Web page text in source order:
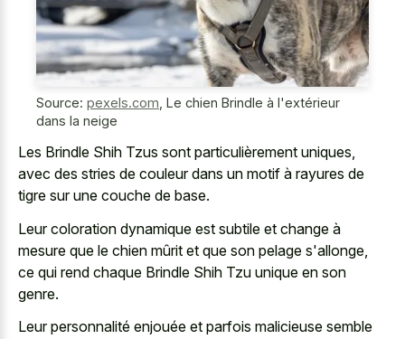
Source: pexels.com Le chien Brindle à l'extérieur
dans la neige
Les Brindle Shih Tzus sont particulièrement uniques,
avec des stries de couleur dans un motif à rayures de
tigre sur une couche de base.
Leur coloration dynamique est subtile et change à
mesure que le chien mûrit et que son pelage s'allonge,
ce qui rend chaque Brindle Shih Tzu unique en son
genre.
Leur personnalité enjouée et parfois malicieuse semble